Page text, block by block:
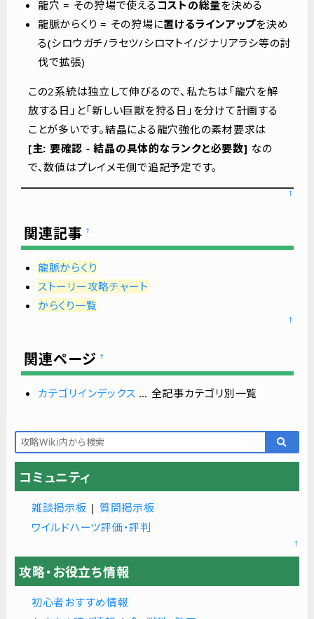
龍穴 = その狩場で使える コストの総量を決める
龍脈からくり = その狩場に置けるラインアップを決め
る(シロウガチ/ラセツ/シロマトイ/ジナリアラシ等の討
伐で拡張)
この2系統は独立して伸びるので、私たちは「龍穴を解
放する日」と「新しい巨獣を狩る日」を分けて計画する
ことが多いです。結晶による龍穴強化の素材要求は
[主: 要確認 - 結晶の具体的なランクと必要数] なの
で、数値はプレイメモ側で追記予定です。
↑
関連記事 †
龍脈からくり
ストーリー攻略チャート
からくり一覧
↑
関連ページ †
カテゴリインデックス … 全記事カテゴリ別一覧
コミュニティ
雑談掲示板 | 質問掲示板
ワイルドハーツ評価・評判
↑
攻略・お役立ち情報
初心者おすすめ情報